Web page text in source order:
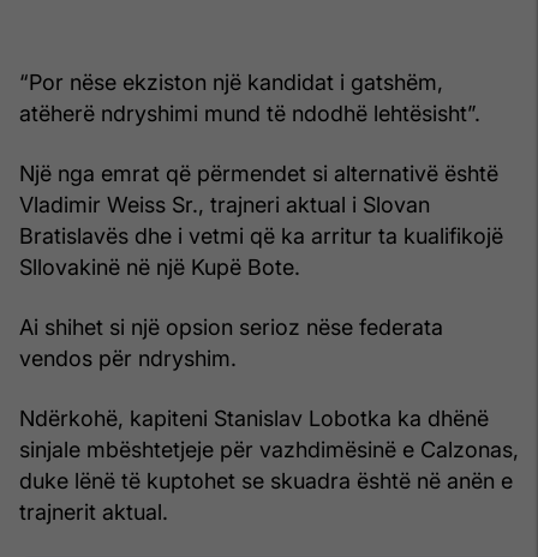
“Por nëse ekziston një kandidat i gatshëm,
atëherë ndryshimi mund të ndodhë lehtësisht”.
Një nga emrat që përmendet si alternativë është
Vladimir Weiss Sr., trajneri aktual i Slovan
Bratislavës dhe i vetmi që ka arritur ta kualifikojë
Sllovakinë në një Kupë Bote.
Ai shihet si një opsion serioz nëse federata
vendos për ndryshim.
Ndërkohë, kapiteni Stanislav Lobotka ka dhënë
sinjale mbështetjeje për vazhdimësinë e Calzonas,
duke lënë të kuptohet se skuadra është në anën e
trajnerit aktual.